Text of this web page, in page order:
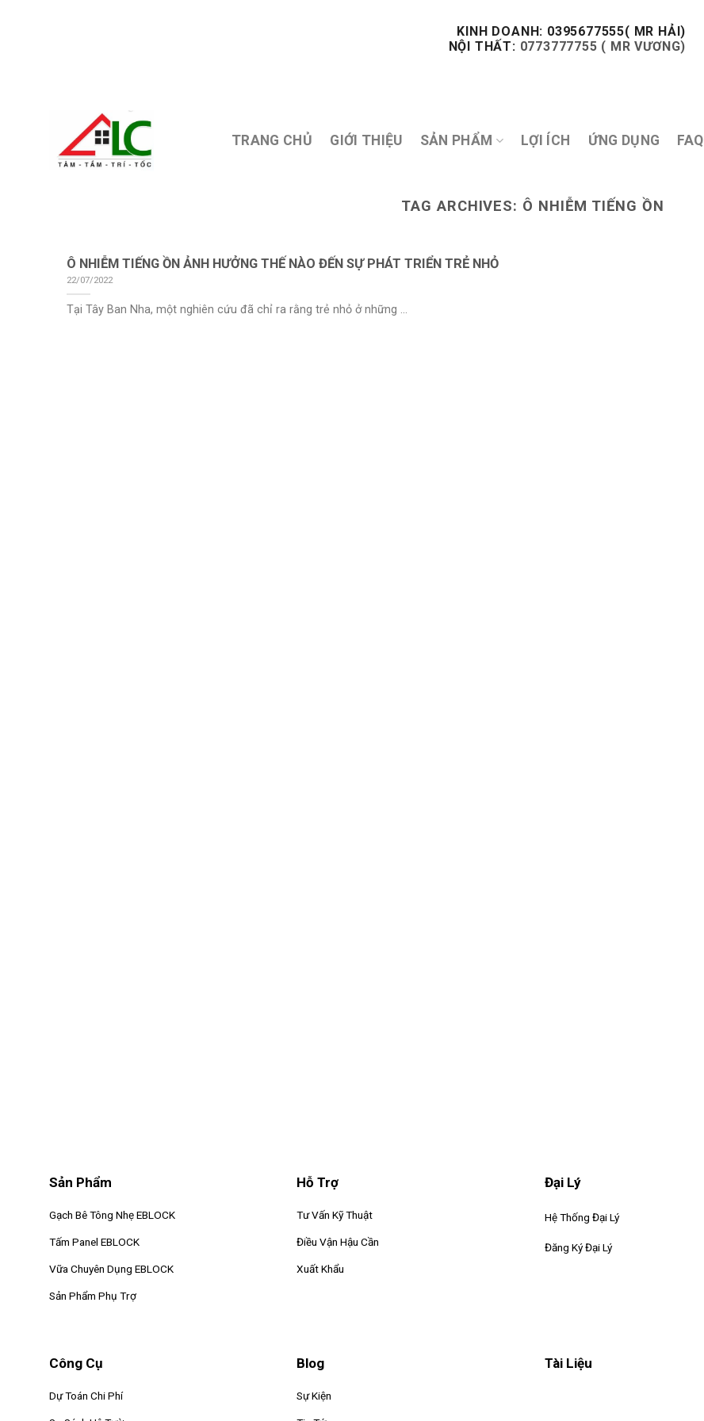
KINH DOANH: 0395677555( MR HẢI)
NỘI THẤT: 0773777755 ( MR VƯƠNG)
TRANG CHỦ GIỚI THIỆU SẢN PHẨM LỢI ÍCH ỨNG DỤNG FAQ
TAG ARCHIVES: Ô NHIỄM TIẾNG ỒN
Ô NHIỄM TIẾNG ỒN ẢNH HƯỞNG THẾ NÀO ĐẾN SỰ PHÁT TRIỂN TRẺ NHỎ
22/07/2022
Tại Tây Ban Nha, một nghiên cứu đã chỉ ra rằng trẻ nhỏ ở những ...
Sản Phẩm
Gạch Bê Tông Nhẹ EBLOCK
Tấm Panel EBLOCK
Vữa Chuyên Dụng EBLOCK
Sản Phẩm Phụ Trợ
Hỗ Trợ
Tư Vấn Kỹ Thuật
Điều Vận Hậu Cần
Xuất Khẩu
Đại Lý
Hệ Thống Đại Lý
Đăng Ký Đại Lý
Công Cụ
Dự Toán Chi Phí
Blog
Sự Kiện
Tài Liệu